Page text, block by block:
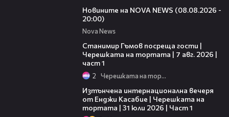
Новините на NOVA NEWS (08.08.2026 -
20:00)
Nova News
Станимир Гъмов посреща гости |
Черешката на тортата | 7 авг. 2026 |
част 1
2 Черешката на тортата
Изтънчена интернационална вечеря
от Енджи Касабие | Черешката на
тортата | 31 юли 2026 | Част 1